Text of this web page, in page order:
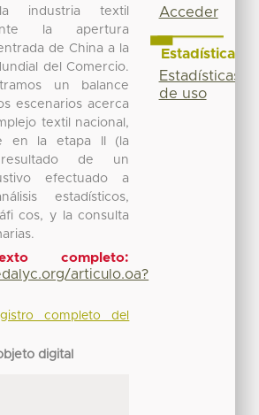
industria textil
la apertura
de China a la
del Comercio.
un balance
escenarios acerca
textil nacional,
en la etapa II (la
resultado de un
efectuado a
estadísticos,
cos, y la consulta
completo:
articulo.oa?
completo del
digital
Acceder
Estadísticas
Estadísticas
de uso